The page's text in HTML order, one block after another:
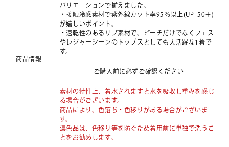
商品情報
バリエーションで揃えました。
・接触冷感素材で紫外線カット率95％以上(UPF50＋)
が嬉しいポイント。
・速乾性のあるリブ素材で、ビーチだけでなくフェス
やレジャーシーンのトップスとしても大活躍な1着で
す。
ご購入前に必ずご確認ください
素材の特性上、着水されますと水を吸収し重みを感じ
る場合がございます。
商品により、色落ち・色移りがある場合がございま
す。
濃色品は、色移り等を防ぐため着用前に単独で洗うこ
とをお勧めします。